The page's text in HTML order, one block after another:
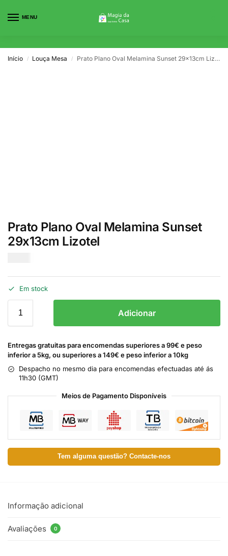
MENU
Início / Louça Mesa / Prato Plano Oval Melamina Sunset 29x13cm Lizotel
Prato Plano Oval Melamina Sunset
29x13cm Lizotel
Em stock
Adicionar
Entregas gratuitas para encomendas superiores a 99€ e peso
inferior a 5kg, ou superiores a 149€ e peso inferior a 10kg
Despacho no mesmo dia para encomendas efectuadas até ás
11h30 (GMT)
Meios de Pagamento Disponíveis
Tem alguma questão? Contacte-nos
Informação adicional
Avaliações 0